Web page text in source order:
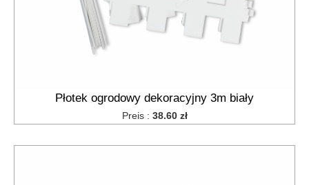
Płotek ogrodowy dekoracyjny 3m biały
Preis : 38.60 zł